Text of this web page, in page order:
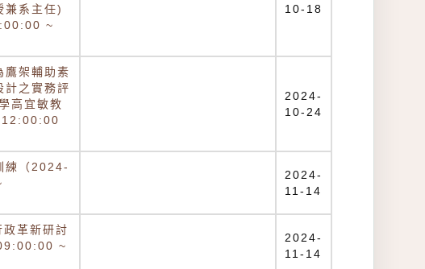
兼系主任)
~
10-18
鷹架輔助素
計之實務評
高宜敏教
2024-
10-24
練（2024-
2024-
11-14
革新研討
~
2024-
11-14